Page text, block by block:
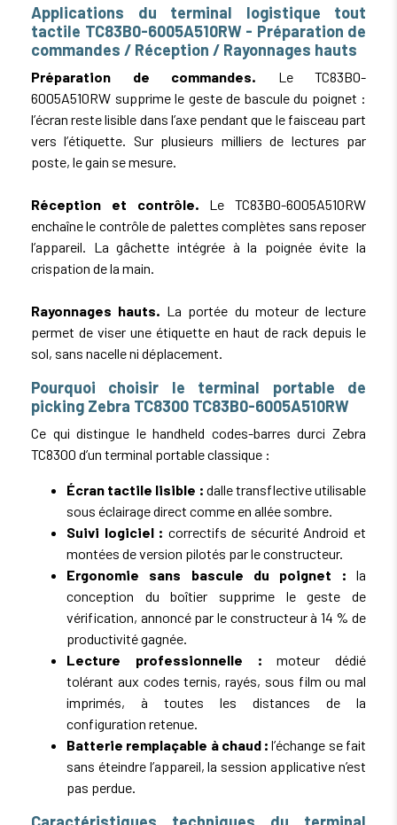
Applications du terminal logistique tout
tactile TC83B0-6005A510RW - Préparation de
commandes / Réception / Rayonnages hauts
Préparation de commandes. Le TC83B0-
6005A510RW supprime le geste de bascule du poignet :
l’écran reste lisible dans l’axe pendant que le faisceau part
vers l’étiquette. Sur plusieurs milliers de lectures par
poste, le gain se mesure.
Réception et contrôle. Le TC83B0-6005A510RW
enchaîne le contrôle de palettes complètes sans reposer
l’appareil. La gâchette intégrée à la poignée évite la
crispation de la main.
Rayonnages hauts. La portée du moteur de lecture
permet de viser une étiquette en haut de rack depuis le
sol, sans nacelle ni déplacement.
Pourquoi choisir le terminal portable de
picking Zebra TC8300 TC83B0-6005A510RW
Ce qui distingue le handheld codes-barres durci Zebra
TC8300 d’un terminal portable classique :
Écran tactile lisible : dalle transflective utilisable
sous éclairage direct comme en allée sombre.
Suivi logiciel : correctifs de sécurité Android et
montées de version pilotés par le constructeur.
Ergonomie sans bascule du poignet : la
conception du boîtier supprime le geste de
vérification, annoncé par le constructeur à 14 % de
productivité gagnée.
Lecture professionnelle : moteur dédié
tolérant aux codes ternis, rayés, sous film ou mal
imprimés, à toutes les distances de la
configuration retenue.
Batterie remplaçable à chaud : l’échange se fait
sans éteindre l’appareil, la session applicative n’est
pas perdue.
Caractéristiques techniques du terminal